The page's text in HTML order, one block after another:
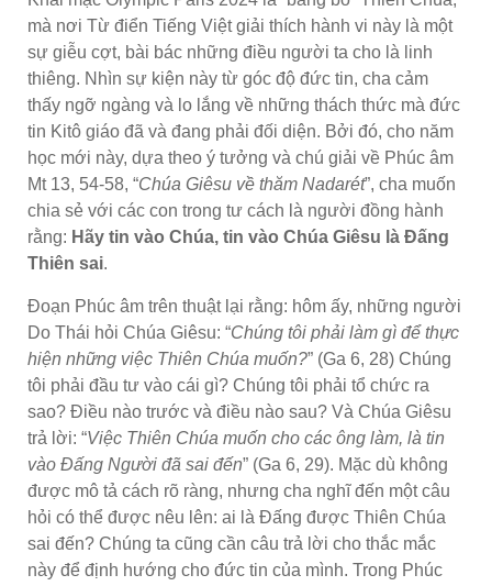
mà nơi Từ điển Tiếng Việt giải thích hành vi này là một
sự giễu cợt, bài bác những điều người ta cho là linh
thiêng. Nhìn sự kiện này từ góc độ đức tin, cha cảm
thấy ngỡ ngàng và lo lắng về những thách thức mà đức
tin Kitô giáo đã và đang phải đối diện. Bởi đó, cho năm
học mới này, dựa theo ý tưởng và chú giải về Phúc âm
Mt 13, 54-58, “Chúa Giêsu về thăm Nadarét”, cha muốn
chia sẻ với các con trong tư cách là người đồng hành
rằng: Hãy tin vào Chúa, tin vào Chúa Giêsu là Đấng
Thiên sai.
Đoạn Phúc âm trên thuật lại rằng: hôm ấy, những người
Do Thái hỏi Chúa Giêsu: “Chúng tôi phải làm gì để thực
hiện những việc Thiên Chúa muốn?” (Ga 6, 28) Chúng
tôi phải đầu tư vào cái gì? Chúng tôi phải tổ chức ra
sao? Điều nào trước và điều nào sau? Và Chúa Giêsu
trả lời: “Việc Thiên Chúa muốn cho các ông làm, là tin
vào Đấng Người đã sai đến” (Ga 6, 29). Mặc dù không
được mô tả cách rõ ràng, nhưng cha nghĩ đến một câu
hỏi có thể được nêu lên: ai là Đấng được Thiên Chúa
sai đến? Chúng ta cũng cần câu trả lời cho thắc mắc
này để định hướng cho đức tin của mình. Trong Phúc